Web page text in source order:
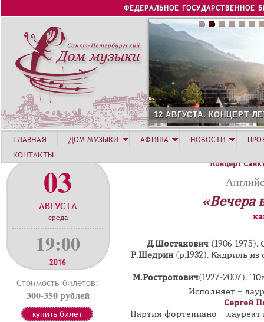
Jump to navigation
ФЕДЕРАЛЬНОЕ ГОСУДАРСТВЕННОЕ
12 АВГУСТА. КОНЦЕРТ
03
АВГУСТА
среда
19:00
2016
Стоимость билетов:
300-350 рублей
купить билет
Концерт
«Вечера
Д.Шостакович (1906-
Р.Шедрин (р.1932). Кадриль из
М.Ростропович(1927-2007).
Исполняет –
Сергей
Партия фортепиано –
ГЛАВНАЯ ДОМ МУЗЫКИ АФИША НОВОСТИ
КОНТАКТЫ